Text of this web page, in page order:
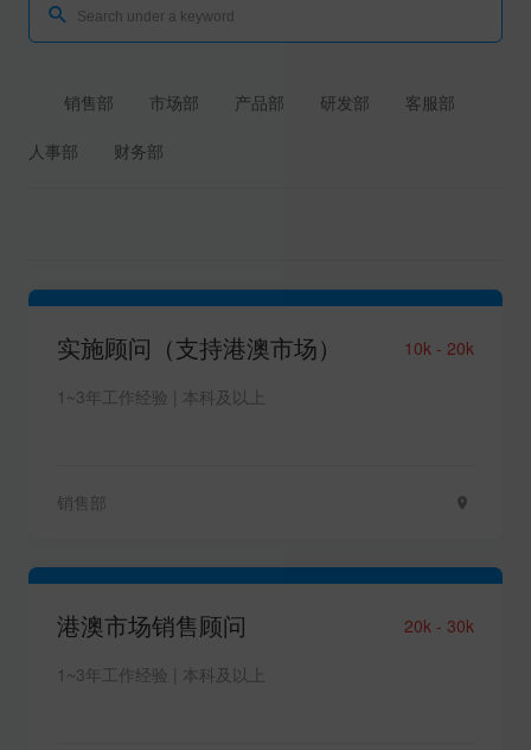
销售部 市场部 产品部 研发部 客服部
人事部 财务部
实施顾问（支持港澳市场） 10k - 20k
1~3年工作经验 | 本科及以上
销售部
港澳市场销售顾问 20k - 30k
1~3年工作经验 | 本科及以上